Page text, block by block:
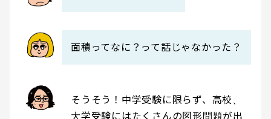
面積ってなに？って話じゃなかった？
そうそう！中学受験に限らず、高校、
大学受験にはたくさんの図形問題が出